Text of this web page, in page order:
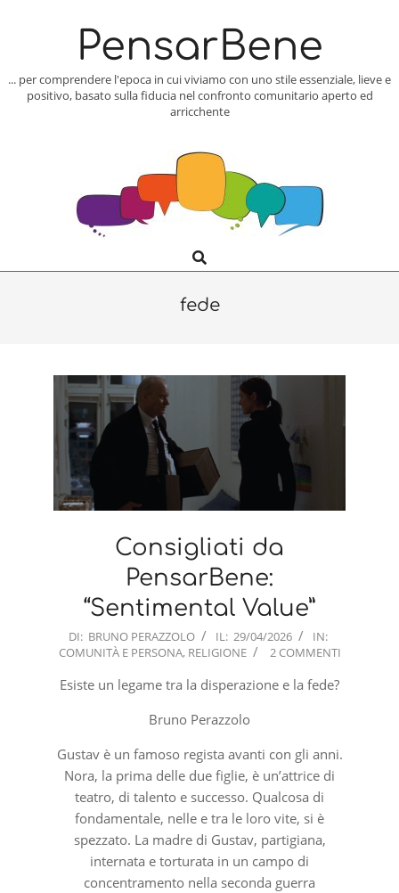
PensarBene
... per comprendere l'epoca in cui viviamo con uno stile essenziale, lieve e
positivo, basato sulla fiducia nel confronto comunitario aperto ed
arricchente
Navigation
Search
fede
Consigliati da
PensarBene:
“Sentimental Value”
2026-
04-
29
DI: BRUNO PERAZZOLO IL: 29/04/2026
IN:
COMUNITÀ E PERSONA, RELIGIONE 2 COMMENTI
Esiste un legame tra la disperazione e la fede?
Bruno Perazzolo
Gustav è un famoso regista avanti con gli anni.
Nora, la prima delle due figlie, è un’attrice di
teatro, di talento e successo. Qualcosa di
fondamentale, nelle e tra le loro vite, si è
spezzato. La madre di Gustav, partigiana,
internata e torturata in un campo di
concentramento nella seconda guerra